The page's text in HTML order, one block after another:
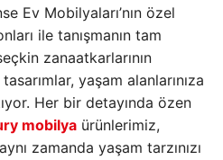
Ev Mobilyaları’nın özel
ile tanışmanın tam
zanaatkarlarının
yaşam alanlarınıza
Her bir detayında özen
mobilya ürünlerimiz,
zamanda yaşam tarzınızı